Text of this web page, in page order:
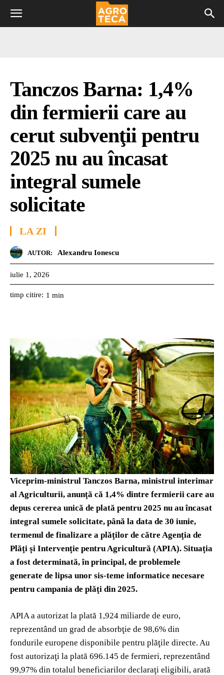
Tanczos Barna: 1,4%
din fermierii care au
cerut subvenţii pentru
2025 nu au încasat
integral sumele
solicitate
LA ZI
AUTOR: Alexandru Ionescu
iulie 1, 2026
timp citire: 1 min
Viceprim-ministrul Tanczos Barna, ministrul interimar
al Agriculturii, anunţă că 1,4% dintre fermierii care au
depus cererea unică de plată pentru 2025 nu au încasat
integral sumele solicitate, până la data de 30 iunie,
termenul de finalizare a plăţilor de către Agenţia de
Plăţi şi Intervenţie pentru Agricultură (APIA). Situaţia
a fost determinată, în principal, de problemele
generate de lipsa unor sis-teme informatice necesare
pentru campania de plăţi din 2025.
APIA a autorizat la plată 1,924 miliarde de euro,
reprezentând un grad de absorbţie de 98,6% din
fondurile europene disponibile pentru plăţile directe. Au
fost autorizaţi la plată 696.145 de fermieri, reprezentând
99,97% din totalul beneficiarilor declaraţi eligibili, arată